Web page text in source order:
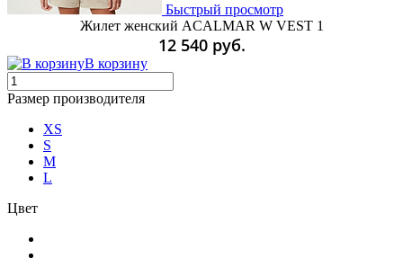
Быстрый просмотр
Жилет женский ACALMAR W VEST 1
12 540 руб.
В корзину
Размер производителя
XS
S
M
L
Цвет